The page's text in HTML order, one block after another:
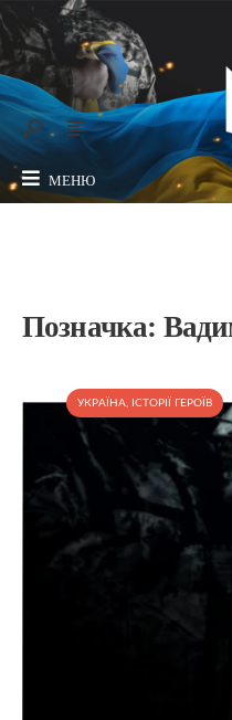
МЕНЮ
Позначка:
УКРАЇНА, ІСТОРІЇ ГЕРОЇВ